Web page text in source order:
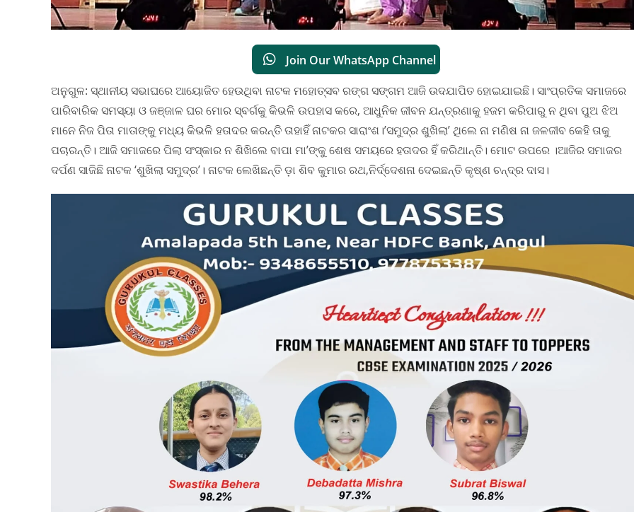
Join Our WhatsApp Channel
ଅନୁଗୁଳ: ସ୍ଥାନୀୟ ସଭାଘରେ ଆୟୋଜିତ ହେଉଥିବା ନାଟକ ମହୋତ୍ସବ ରଙ୍ଗ ସଙ୍ଗମ ଆଜି ଉଦଯାପିତ ହୋଇଯାଇଛି। ସାଂପ୍ରତିକ ସମାଜରେ
ପାରିବାରିକ ସମସ୍ୟା ଓ ଜଞ୍ଜାଳ ଘର ମୋର ସ୍ବର୍ଗକୁ କିଭଳି ଉପହାସ କରେ, ଆଧୁନିକ ଜୀବନ ଯନ୍ତ୍ରଣାକୁ ହଜମ କରିପାରୁ ନ ଥିବା ପୁଅ ଝିଅ
ମାନେ ନିଜ ପିତା ମାତାଙ୍କୁ ମଧ୍ୟ କିଭଳି ହତାଦର କରନ୍ତି ତାହାହିଁ ନାଟକର ସାରାଂଶ।’ସମୁଦ୍ର ଶୁଖିଲା’ ଥିଲେ ନା ମଣିଷ ନା ଜଳଜୀବ କେହି ତାକୁ
ପଚାରନ୍ତି। ଆଜି ସମାଜରେ ପିଲା ସଂସ୍କାର ନ ଶିଖିଲେ ବାପା ମା’ଙ୍କୁ ଶେଷ ସମୟରେ ହତାଦର ହିଁ କରିଥାନ୍ତି। ମୋଟ ଉପରେ ।ଆଜିର ସମାଜର
ଦର୍ପଣ ସାଜିଛି ନାଟକ ‘ଶୁଖିଲା ସମୁଦ୍ର’। ନାଟକ ଲେଖିଛନ୍ତି ଡ଼ା ଶିବ କୁମାର ରଥ,ନିର୍ଦ୍ଦେଶନା ଦେଇଛନ୍ତି କୃଷ୍ଣ ଚନ୍ଦ୍ର ଦାସ।